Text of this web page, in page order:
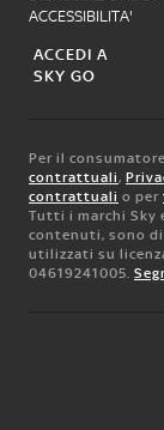
ACCESSIBILITA'
ACCEDI A
SKY GO
Per il
contrattuali,
contrattuali o per
Tutti i marchi
contenuti, sono
utilizzati su
04619241005.